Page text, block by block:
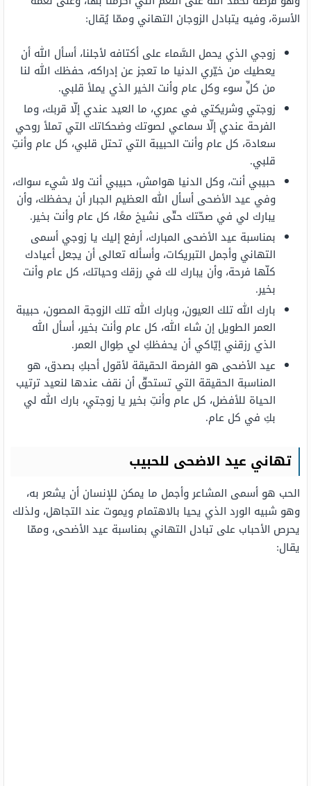
الأسرة، وفيه يتبادل الزوجان التهاني وممّا يُقال:
زوجي الذي يحمل السَّماء على أكتافه لأجلنا، أسأل الله أن
يعطيك من خيّري الدنيا ما تعجز عن إدراكه، حفظك الله لنا
من كلِّ سوء وكل عام وأنت الخير الذي يملأ قلبي.
زوجتي وشريكتي في عمري، ما العيد عندي إلّا قربك، وما
الفرحة عندي إلّا سماعي لصوتك وضحكاتك التي تملأ روحي
سعادة، كل عام وأنت الحبيبة التي تحتل قلبي، كل عام وأنتِ
قلبي.
حبيبي أنت، وكل الدنيا هوامش، حبيبي أنت ولا شيء سواك،
وفي عيد الأضحى أسأل الله العظيم الجبار أن يحفظك، وأن
يبارك لي في صحّتك حتّى نشيخ معًا، كل عام وأنت بخير.
بمناسبة عيد الأضحى المبارك، أرفع إليك يا زوجي أسمى
التهاني وأجمل التبريكات، وأسأله تعالى أن يجعل أعيادك
كلّها فرحة، وأن يبارك لك في رزقك وحياتك، كل عام وأنت
بخير.
بارك الله تلك العيون، وبارك الله تلك الزوجة المصون، حبيبة
العمر الطويل إن شاء الله، كل عام وأنت بخير، أسأل الله
الذي رزقني إيّاكي أن يحفظكِ لي طِوال العمر.
عيد الأضحى هو الفرصة الحقيقة لأقول أحبكِ بصدق، هو
المناسبة الحقيقة التي تستحقّ أن نقف عندها لنعيد ترتيب
الحياة للأفضل، كل عام وأنتِ بخير يا زوجتي، بارك الله لي
بكِ في كل عام.
تهاني عيد الاضحى للحبيب
الحب هو أسمى المشاعر وأجمل ما يمكن للإنسان أن يشعر به،
وهو شبيه الورد الذي يحيا بالاهتمام ويموت عند التجاهل، ولذلك
يحرص الأحباب على تبادل التهاني بمناسبة عيد الأضحى، وممّا
يقال: